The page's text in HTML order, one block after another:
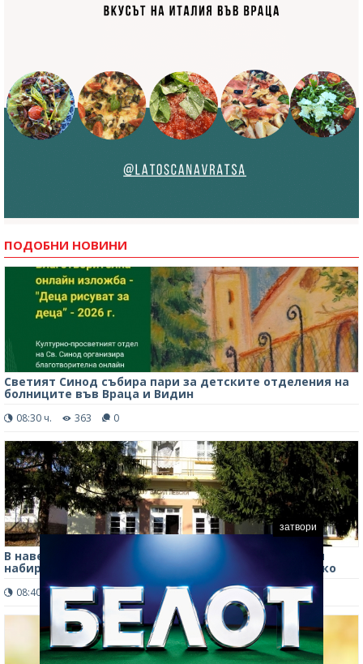
ПОДОБНИ НОВИНИ
Светият Синод събира пари за детските отделения на
болниците във Враца и Видин
08:30 ч. 363 0
В навечерието на 140-ата му годишнина: Кампания
набира средства за ремонт на училище в Монтанско
08:40 ч. 0
затвори